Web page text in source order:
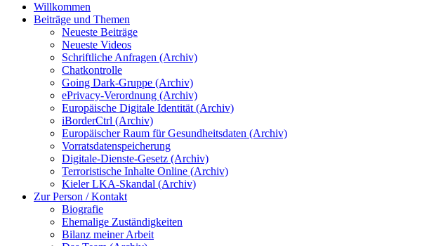
Willkommen
Beiträge und Themen
Neueste Beiträge
Neueste Videos
Schriftliche Anfragen (Archiv)
Chatkontrolle
Going Dark-Gruppe (Archiv)
ePrivacy-Verordnung (Archiv)
Europäische Digitale Identität (Archiv)
iBorderCtrl (Archiv)
Europäischer Raum für Gesundheitsdaten (Archiv)
Vorratsdatenspeicherung
Digitale-Dienste-Gesetz (Archiv)
Terroristische Inhalte Online (Archiv)
Kieler LKA-Skandal (Archiv)
Zur Person / Kontakt
Biografie
Ehemalige Zuständigkeiten
Bilanz meiner Arbeit